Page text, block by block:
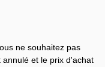
ne souhaitez pas
annulé et le prix d'achat